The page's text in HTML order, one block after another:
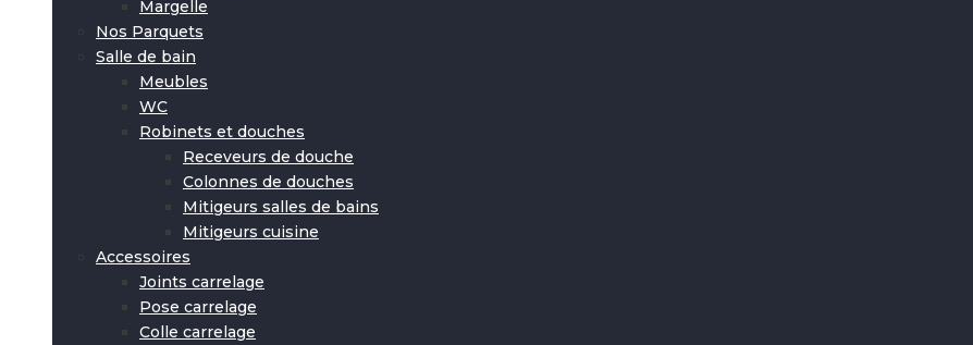
Margelle
Nos Parquets
Salle de bain
Meubles
WC
Robinets et douches
Receveurs de douche
Colonnes de douches
Mitigeurs salles de bains
Mitigeurs cuisine
Accessoires
Joints carrelage
Pose carrelage
Colle carrelage